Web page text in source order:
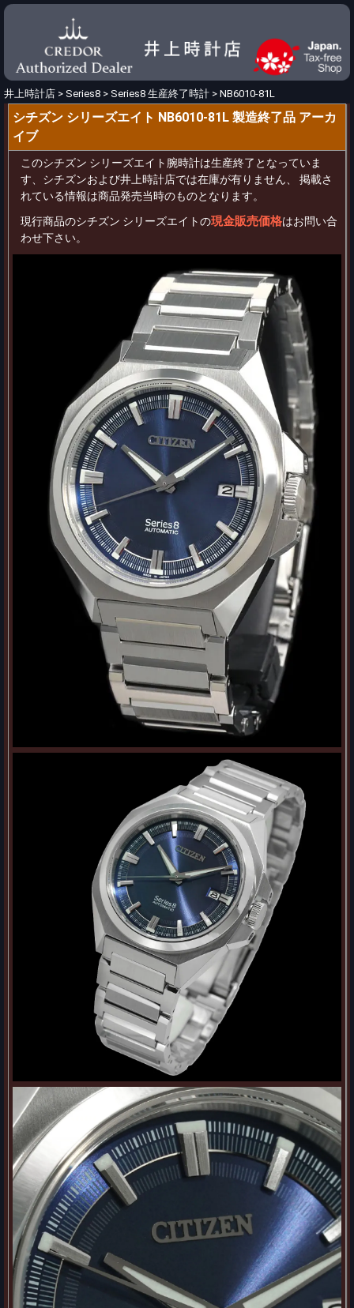
井上時計店 > Series8 > Series8 生産終了時計 > NB6010-81L
シチズン シリーズエイト NB6010-81L 製造終了品 アーカ
イブ
このシチズン シリーズエイト腕時計は生産終了となっていま
す、シチズンおよび井上時計店では在庫が有りません、 掲載さ
れている情報は商品発売当時のものとなります。
現行商品のシチズン シリーズエイトの現金販売価格はお問い合
わせ下さい。